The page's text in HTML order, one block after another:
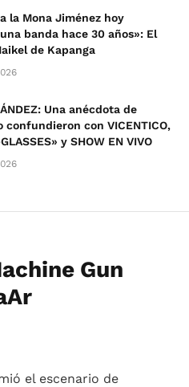
la Mona Jiménez hoy
banda hace 30 años»: El
de Kapanga
Una anécdota de
confundieron con VICENTICO,
y SHOW EN VIVO
Gun
el escenario de